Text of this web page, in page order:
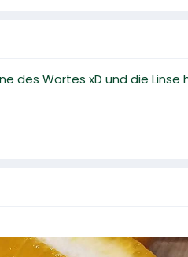
des Wortes xD und die